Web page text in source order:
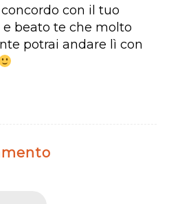
con il tuo
beato te che molto
potrai andare lì con